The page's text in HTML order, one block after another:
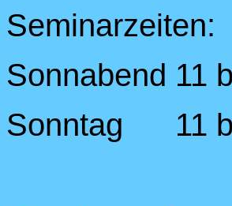
Seminarzeiten:
Sonnabend 11
Sonntag 11